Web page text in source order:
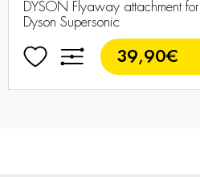
DYSON Flyaway attachment for
Dyson Supersonic
39,90€